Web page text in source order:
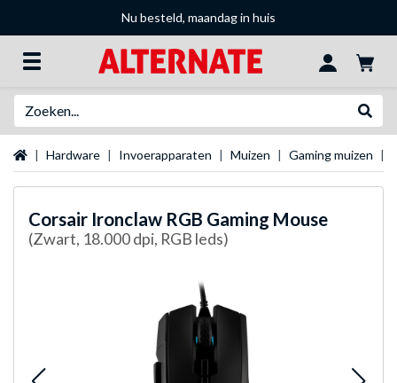
Nu besteld, maandag in huis
Startpagina
Hardware Invoerapparaten Muizen Gaming muizen
Corsair Ironclaw RGB Gaming Mouse
(Zwart, 18.000 dpi, RGB leds)